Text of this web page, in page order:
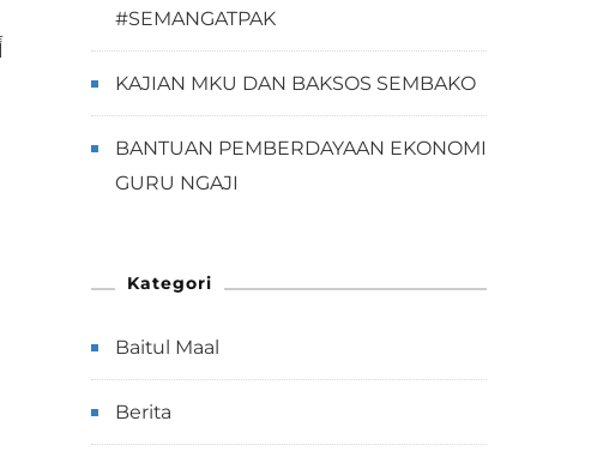
#SEMANGATPAK
KAJIAN MKU DAN BAKSOS SEMBAKO
BANTUAN PEMBERDAYAAN EKONOMI
GURU NGAJI
Kategori
Baitul Maal
Berita